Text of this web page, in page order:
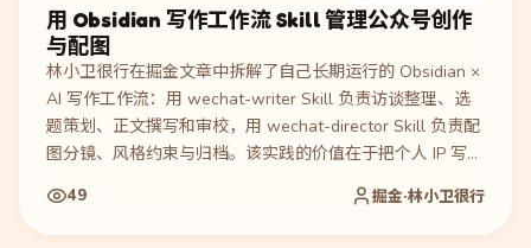
用 Obsidian 写作工作流 Skill 管理公众号创作
与配图
林小卫很行在掘金文章中拆解了自己长期运行的 Obsidian ×
AI 写作工作流：用 wechat-writer Skill 负责访谈整理、选
题策划、正文撰写和审校，用 wechat-director Skill 负责配
图分镜、风格约束与归档。该实践的价值在于把个人 IP 写作
中的风格文件、固定步骤和审核规则沉淀为可复用 Skill，让
内容创作者减少重复提示词沟通，但仍需要人工确认选题、
文风和最终发布质量。
49 掘金·林小卫很行